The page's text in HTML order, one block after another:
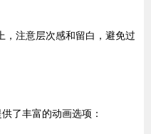
，注意层次感和留白，避免过
了丰富的动画选项：